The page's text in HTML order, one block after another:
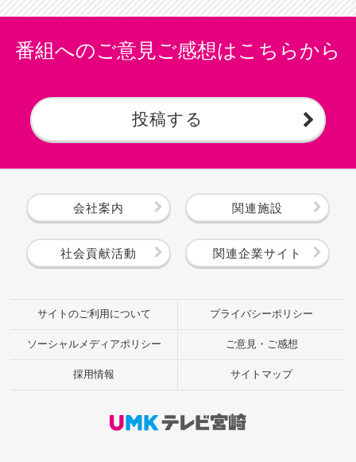
番組へのご意見ご感想はこちらから
投稿する
会社案内 関連施設
社会貢献活動 関連企業サイト
サイトのご利用について プライバシーポリシー
ソーシャルメディアポリシー ご意見・ご感想
採用情報 サイトマップ